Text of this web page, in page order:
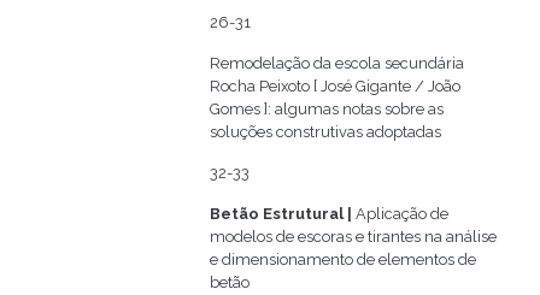
26-31
Remodelação da escola secundária
Rocha Peixoto [ José Gigante / João
Gomes ]: algumas notas sobre as
soluções construtivas adoptadas
32-33
Betão Estrutural |Aplicação de
modelos de escoras e tirantes na análise
e dimensionamento de elementos de
betão